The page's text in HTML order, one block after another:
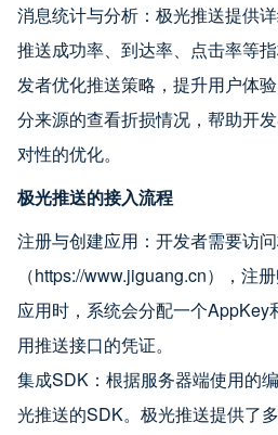
消息统计与分析：极光推送提供
推送成功率、到达率、点击率等
发者优化推送策略，提升用户体
分来源的查看折损情况，帮助开
对性的优化。
极光推送的接入流程
注册与创建应用：开发者需要访
（https://www.jiguang.cn），注
应用时，系统会分配一个AppKey
用推送接口的凭证。
集成SDK：根据服务器端使用的
光推送的SDK。极光推送提供了